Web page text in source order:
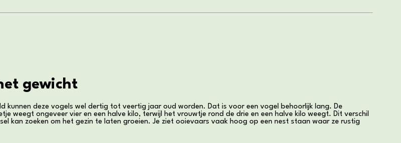
gewicht
kunnen deze vogels wel dertig tot veertig jaar oud worden. Dat is voor een vogel behoorlijk lang. De
weegt ongeveer vier en een halve kilo, terwijl het vrouwtje rond de drie en een halve kilo weegt. Dit verschil
kan zoeken om het gezin te laten groeien. Je ziet ooievaars vaak hoog op een nest staan waar ze rustig